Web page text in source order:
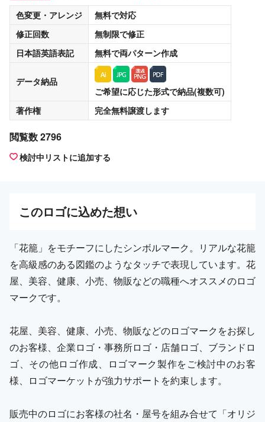
色変更・アレンジ
無料で対応
修正回数
無制限で修正
日本語英語表記
無料で両パターン作成
データ納品
ご希望に応じた形式で納品(複数可)
著作権
完全無料譲渡します
閲覧数 2796
検討中リストに追加する
このロゴに込めた想い
「花籠」をモチーフにしたシンボルマーク。リアルな花籠
を高級感のある図鑑のようなタッチで表現しています。花
屋、美容、健康、小売、物販などの職種へオススメのロゴ
マークです。
花屋、美容、健康、小売、物販などのロゴマークをお探し
のお客様、企業ロゴ・事務所ロゴ・店舗ロゴ、ブランドロ
ゴ、その他ロゴ作成、ロゴマーク製作をご検討中のお客
様、ロゴマーケットが強力サポートを約束します。
販売中のロゴにお客様の社名・屋号を組み合せて「オリジ